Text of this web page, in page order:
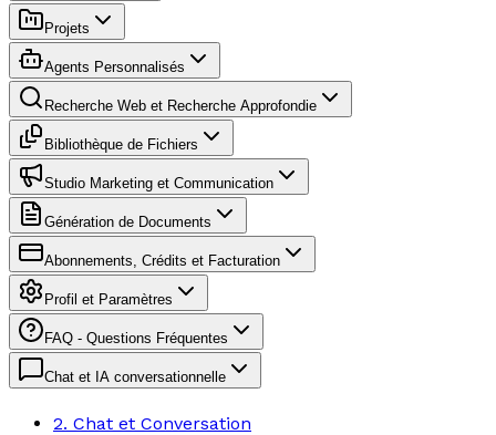
Projets
Agents Personnalisés
Recherche Web et Recherche Approfondie
Bibliothèque de Fichiers
Studio Marketing et Communication
Génération de Documents
Abonnements, Crédits et Facturation
Profil et Paramètres
FAQ - Questions Fréquentes
Chat et IA conversationnelle
2. Chat et Conversation